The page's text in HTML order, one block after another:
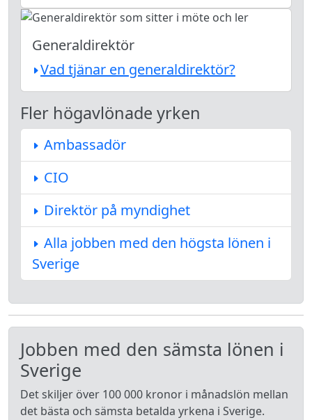
Generaldirektör
Vad tjänar en generaldirektör?
Fler högavlönade yrken
Ambassadör
CIO
Direktör på myndighet
Alla jobben med den högsta lönen i
Sverige
Jobben med den sämsta lönen i
Sverige
Det skiljer över 100 000 kronor i månadslön mellan
det bästa och sämsta betalda yrkena i Sverige.